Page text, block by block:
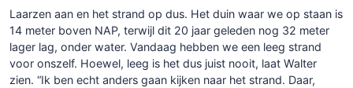
Laarzen aan en het strand op dus. Het duin waar we op staan is
14 meter boven NAP, terwijl dit 20 jaar geleden nog 32 meter
lager lag, onder water. Vandaag hebben we een leeg strand
voor onszelf. Hoewel, leeg is het dus juist nooit, laat Walter
zien. “Ik ben echt anders gaan kijken naar het strand. Daar,